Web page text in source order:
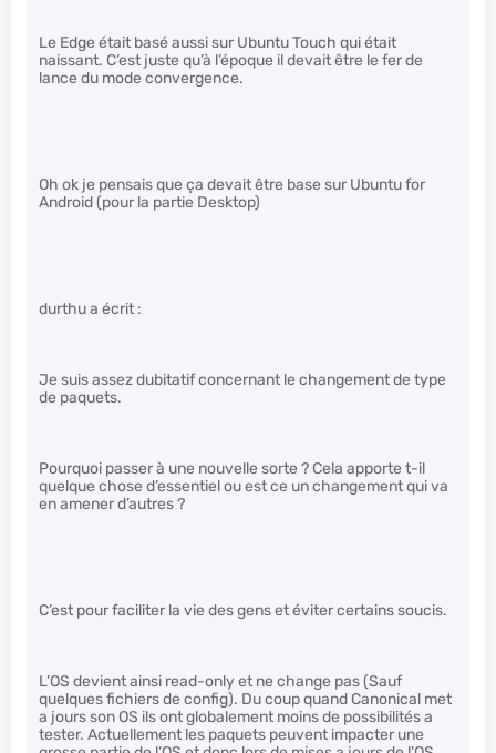
Le Edge était basé aussi sur Ubuntu Touch qui était
naissant. C’est juste qu’à l’époque il devait être le fer de
lance du mode convergence.
Oh ok je pensais que ça devait être base sur Ubuntu for
Android (pour la partie Desktop)
durthu a écrit :
Je suis assez dubitatif concernant le changement de type
de paquets.
Pourquoi passer à une nouvelle sorte ? Cela apporte t-il
quelque chose d’essentiel ou est ce un changement qui va
en amener d’autres ?
C’est pour faciliter la vie des gens et éviter certains soucis.
L’OS devient ainsi read-only et ne change pas (Sauf
quelques fichiers de config). Du coup quand Canonical met
a jours son OS ils ont globalement moins de possibilités a
tester. Actuellement les paquets peuvent impacter une